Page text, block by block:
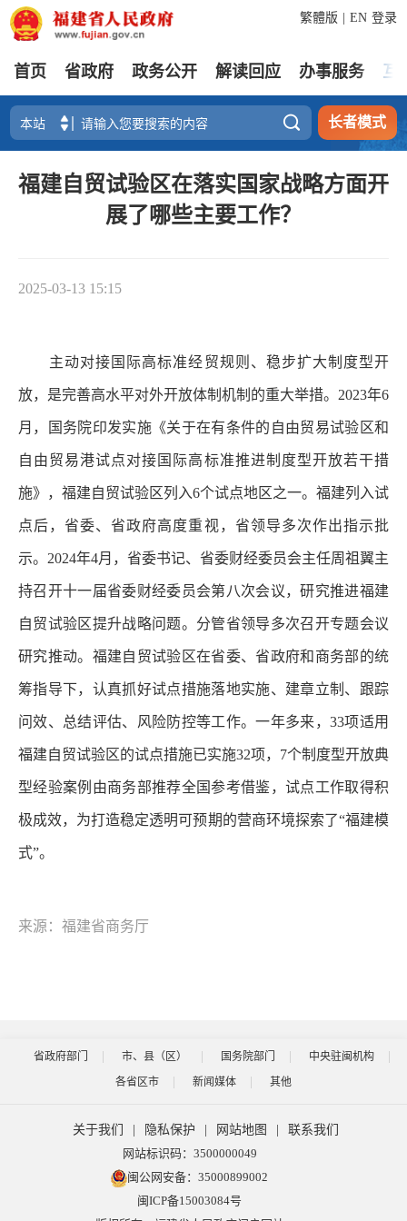
登录
繁體版 EN
首页 省政府 政务公开 解读回应 办事服务 互
 长者模式
福建自贸试验区在落实国家战略方面开
展了哪些主要工作？
2025-03-13 15:15
主动对接国际高标准经贸规则、稳步扩大制度型开
放，是完善高水平对外开放体制机制的重大举措。2023年6
月，国务院印发实施《关于在有条件的自由贸易试验区和
自由贸易港试点对接国际高标准推进制度型开放若干措
施》，福建自贸试验区列入6个试点地区之一。福建列入试
点后，省委、省政府高度重视，省领导多次作出指示批
示。2024年4月，省委书记、省委财经委员会主任周祖翼主
持召开十一届省委财经委员会第八次会议，研究推进福建
自贸试验区提升战略问题。分管省领导多次召开专题会议
研究推动。福建自贸试验区在省委、省政府和商务部的统
筹指导下，认真抓好试点措施落地实施、建章立制、跟踪
问效、总结评估、风险防控等工作。一年多来，33项适用
福建自贸试验区的试点措施已实施32项，7个制度型开放典
型经验案例由商务部推荐全国参考借鉴，试点工作取得积
极成效，为打造稳定透明可预期的营商环境探索了“福建模
式”。
来源：福建省商务厅
省政府部门 市、县（区） 国务院部门
中央驻闽机构
各省区市
新闻媒体 其他
关于我们 隐私保护 网站地图
联系我们
网站标识码：3500000049
闽公网安备：35000899002
闽ICP备15003084号